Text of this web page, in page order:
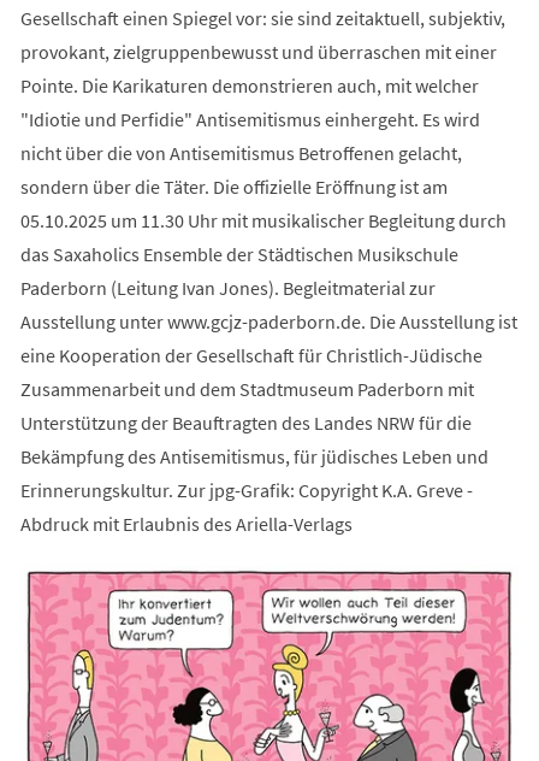
Gesellschaft einen Spiegel vor: sie sind zeitaktuell, subjektiv,
provokant, zielgruppenbewusst und überraschen mit einer
Pointe. Die Karikaturen demonstrieren auch, mit welcher
"Idiotie und Perfidie" Antisemitismus einhergeht. Es wird
nicht über die von Antisemitismus Betroffenen gelacht,
sondern über die Täter. Die offizielle Eröffnung ist am
05.10.2025 um 11.30 Uhr mit musikalischer Begleitung durch
das Saxaholics Ensemble der Städtischen Musikschule
Paderborn (Leitung Ivan Jones). Begleitmaterial zur
Ausstellung unter www.gcjz-paderborn.de. Die Ausstellung ist
eine Kooperation der Gesellschaft für Christlich-Jüdische
Zusammenarbeit und dem Stadtmuseum Paderborn mit
Unterstützung der Beauftragten des Landes NRW für die
Bekämpfung des Antisemitismus, für jüdisches Leben und
Erinnerungskultur. Zur jpg-Grafik: Copyright K.A. Greve -
Abdruck mit Erlaubnis des Ariella-Verlags